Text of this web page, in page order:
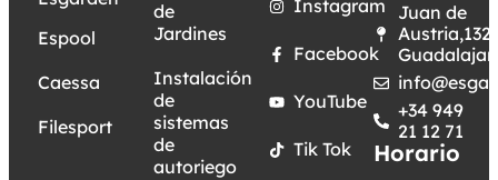
Espool
Caessa
Filesport
de
Jardines
Instalación
de
sistemas
de
autoriego
Instagram
Facebook
YouTube
Tik Tok
Juan de
Austria,132.
+34 949
21 12 71
Horario